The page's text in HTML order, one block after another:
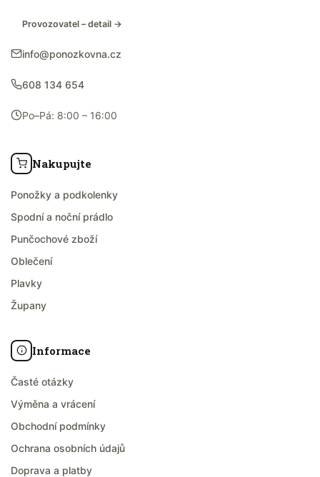
Provozovatel – detail →
info@ponozkovna.cz
608 134 654
Po–Pá: 8:00 – 16:00
Nakupujte
Ponožky a podkolenky
Spodní a noční prádlo
Punčochové zboží
Oblečení
Plavky
Župany
Informace
Časté otázky
Výměna a vrácení
Obchodní podmínky
Ochrana osobních údajů
Doprava a platby